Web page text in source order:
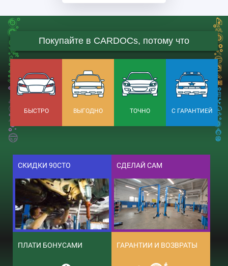
Покупайте в CARDOCs, потому что
БЫСТРО ВЫГОДНО ТОЧНО С ГАРАНТИЕЙ
СКИДКИ 90СТО СДЕЛАЙ САМ
ПЛАТИ БОНУСАМИ ГАРАНТИИ И ВОЗВРАТЫ